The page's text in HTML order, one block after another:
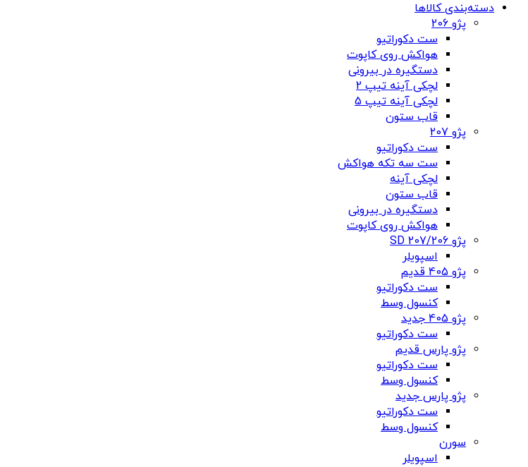
دسته‌بندی کالاها
پژو 206
ست دکوراتیو
هواکش روی کاپوت
دستگیره در بیرونی
لچکی آینه تیپ 2
لچکی آینه تیپ 5
قاب ستون
پژو 207
ست دکوراتیو
ست سه تکه هواکش
لچکی آینه
قاب ستون
دستگیره در بیرونی
هواکش روی کاپوت
پژو 207/206 SD
اسپویلر
پژو 405 قدیم
ست دکوراتیو
کنسول وسط
پژو 405 جدید
ست دکوراتیو
پژو پارس قدیم
ست دکوراتیو
کنسول وسط
پژو پارس جدید
ست دکوراتیو
کنسول وسط
سورن
اسپویلر